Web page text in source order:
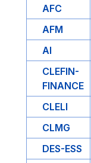
AFC
AFM
AI
CLEFIN-
FINANCE
CLELI
CLMG
DES-ESS